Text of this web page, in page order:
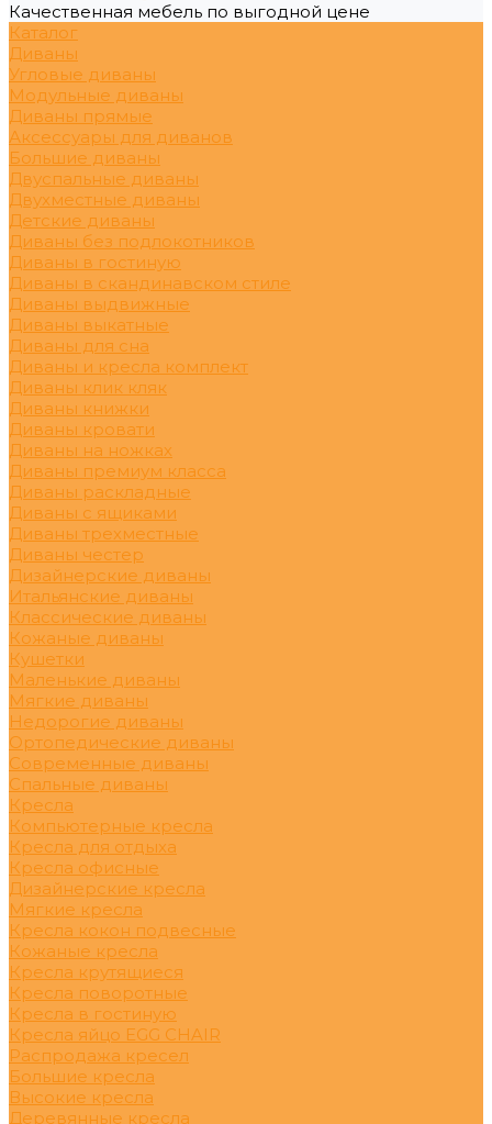
Качественная мебель по выгодной цене
Каталог
Диваны
Угловые диваны
Модульные диваны
Диваны прямые
Аксессуары для диванов
Большие диваны
Двуспальные диваны
Двухместные диваны
Детские диваны
Диваны без подлокотников
Диваны в гостиную
Диваны в скандинавском стиле
Диваны выдвижные
Диваны выкатные
Диваны для сна
Диваны и кресла комплект
Диваны клик кляк
Диваны книжки
Диваны кровати
Диваны на ножках
Диваны премиум класса
Диваны раскладные
Диваны с ящиками
Диваны трехместные
Диваны честер
Дизайнерские диваны
Итальянские диваны
Классические диваны
Кожаные диваны
Кушетки
Маленькие диваны
Мягкие диваны
Недорогие диваны
Ортопедические диваны
Современные диваны
Спальные диваны
Кресла
Компьютерные кресла
Кресла для отдыха
Кресла офисные
Дизайнерские кресла
Мягкие кресла
Кресла кокон подвесные
Кожаные кресла
Кресла крутящиеся
Кресла поворотные
Кресла в гостиную
Кресла яйцо EGG CHAIR
Распродажа кресел
Большие кресла
Высокие кресла
Деревянные кресла